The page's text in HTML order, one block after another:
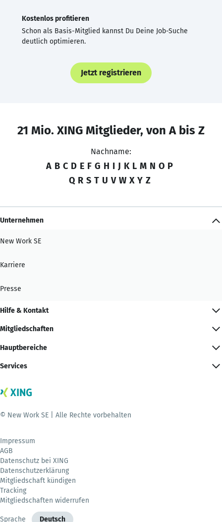
Kostenlos profitieren
Schon als Basis-Mitglied kannst Du Deine Job-Suche
deutlich optimieren.
Jetzt registrieren
21 Mio. XING Mitglieder, von A bis Z
Nachname:
A B C D E F G H I J K L M N O P
Q R S T U V W X Y Z
Unternehmen
New Work SE
Karriere
Presse
Hilfe & Kontakt
Mitgliedschaften
Hauptbereiche
Services
© New Work SE | Alle Rechte vorbehalten
Impressum
AGB
Datenschutz bei XING
Datenschutzerklärung
Mitgliedschaft kündigen
Tracking
Mitgliedschaften widerrufen
Sprache Deutsch